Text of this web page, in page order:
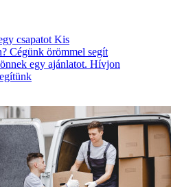
csapatot Kis
Cégünk örömmel segít
egy ajánlatot. Hívjon